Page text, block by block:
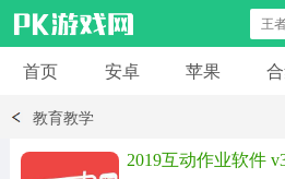
安卓应用
首页 安卓 苹果
教育教学
2019互动作业软件